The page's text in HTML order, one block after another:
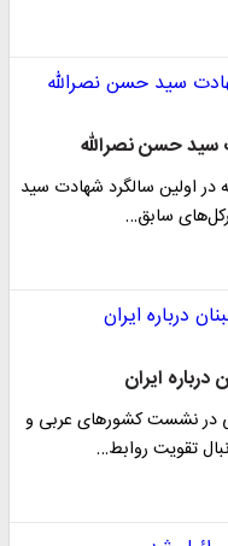
سید حسن نصرالله
در اولین سالگرد شهادت سید
سابق…
ایران
در نشست کشورهای عربی و
تقویت روابط…